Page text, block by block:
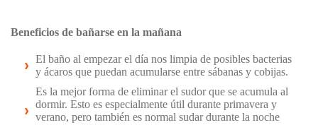
Beneficios de bañarse en la mañana
El baño al empezar el día nos limpia de posibles bacterias
y ácaros que puedan acumularse entre sábanas y cobijas.
Es la mejor forma de eliminar el sudor que se acumula al
dormir. Esto es especialmente útil durante primavera y
verano, pero también es normal sudar durante la noche